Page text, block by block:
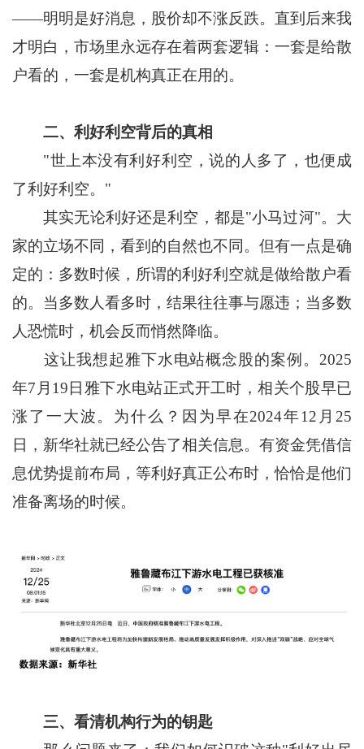
——明明是好消息，股价却不涨反跌。直到后来我
才明白，市场里永远存在着两套逻辑：一套是给散
户看的，一套是机构真正在用的。
二、利好利空背后的真相
"世上本没有利好利空，说的人多了，也便成
了利好利空。"
其实无论利好还是利空，都是"小马过河"。大
家的立场不同，看到的自然也不同。但有一点是确
定的：多数时候，所谓的利好利空就是做给散户看
的。当多数人看多时，结果往往事与愿违；当多数
人恐慌时，机会反而悄然降临。
这让我想起雅下水电站概念股的案例。2025
年7月19日雅下水电站正式开工时，相关个股早已
涨了一大波。为什么？因为早在2024年12月25
日，新华社就已经公告了相关信息。有资金凭借信
息优势提前布局，等利好真正公布时，恰恰是他们
准备离场的时候。
三、看清机构行为的钥匙